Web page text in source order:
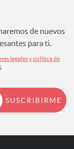
de nuevos
para ti.
legales y política de